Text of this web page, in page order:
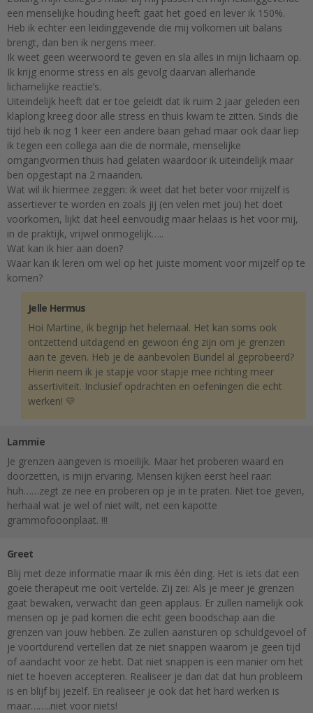
een menselijke houding heeft gaat het goed en lever ik 150%.
Heb ik echter een leidinggevende die mij volkomen uit balans
brengt, dan ben ik nergens meer.
Ik weet geen weerwoord te geven en sla alles in mijn lichaam op.
Ik krijg enorme stress en als gevolg daarvan allerhande
lichamelijke reactie’s.
Uiteindelijk heeft dat er toe geleidt dat ik ruim 2 jaar geleden een
klaplong kreeg door alle stress en thuis kwam te zitten. Sinds die
tijd heb ik nog 1 keer een andere baan gehad maar ook daar liep
ik tegen een collega aan die de normale, menselijke
omgangvormen thuis had gelaten waardoor ik uiteindelijk maar
ben opgestapt na 2 maanden.
Wat wil ik hiermee zeggen: ik weet dat het beter voor mijzelf is
assertiever te worden en zoals jij (en velen met jou) het doet
voorkomen, lijkt dat heel eenvoudig maar helaas is het voor mij,
in de praktijk, vrijwel onmogelijk…..
Wat kan ik hier aan doen?
Waar kan ik leren om wel op het juiste moment voor mijzelf op te
komen?
Jelle Hermus
Hoi Martine, ik begrijp het helemaal. Het kan soms ook
ontzettend uitdagend en gewoon éng zijn om je grenzen
aan te geven. Heb je de aanbevolen Bundel al geprobeerd?
Hierin neem ik je stapje voor stapje mee richting meer
assertiviteit. Inclusief opdrachten en oefeningen die echt
werken! 💛
Lammie
Je grenzen aangeven is moeilijk. Maar het proberen waard en
doorzetten, is mijn ervaring. Mensen kijken eerst heel raar:
huh……zegt ze nee en proberen op je in te praten. Niet toe geven,
herhaal wat je wel of niet wilt, net een kapotte
grammofooonplaat. !!!
Greet
Blij met deze informatie maar ik mis één ding. Het is iets dat een
goeie therapeut me ooit vertelde. Zij zei: Als je meer je grenzen
gaat bewaken, verwacht dan geen applaus. Er zullen namelijk ook
mensen op je pad komen die echt geen boodschap aan die
grenzen van jouw hebben. Ze zullen aansturen op schuldgevoel of
je voortdurend vertellen dat ze niet snappen waarom je geen tijd
of aandacht voor ze hebt. Dat niet snappen is een manier om het
niet te hoeven accepteren. Realiseer je dan dat dat hun probleem
is en blijf bij jezelf. En realiseer je ook dat het hard werken is
maar……..niet voor niets!